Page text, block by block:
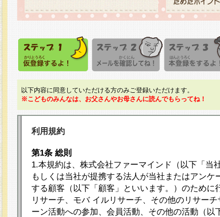
以下内容に同意していただける方のみご登録いただけます。
※こどものみんなは、お父さんやお母さんに読んでもらってね！
利用規約
第1条 総則
1.本規約は、株式会社ファーマインド（以下「当
もしくは当社が提携する法人が当社またはアンケ
する顧客（以下「顧客」といいます。）のために
リサーチ、モバ イルリサーチ、その他のリサー
ーン活動への参加、会員活動、その他の活動（以